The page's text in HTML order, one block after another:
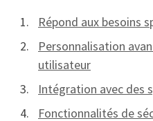
Répond aux besoins
Personnalisation
utilisateur
Intégration avec des
Fonctionnalités de